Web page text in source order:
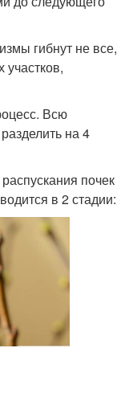
гибнут не все,
Всю
на 4
почек
в 2 стадии: